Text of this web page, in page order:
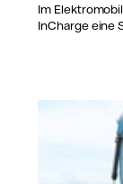
Im
InCharge eine